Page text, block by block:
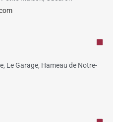
Le Garage, Hameau de Notre-